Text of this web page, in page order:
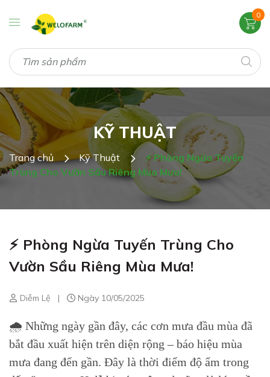
0
KỸ THUẬT
Trang chủ Kỹ Thuật
⚡ Phòng Ngừa Tuyến
Trùng Cho Vườn Sầu Riêng Mùa Mưa!
⚡ Phòng Ngừa Tuyến Trùng Cho
Vườn Sầu Riêng Mùa Mưa!
Diễm Lệ | Ngày 10/05/2025
🌧 Những ngày gần đây, các cơn mưa đầu mùa đã
bắt đầu xuất hiện trên diện rộng – báo hiệu mùa
mưa đang đến gần. Đây là thời điểm độ ẩm trong